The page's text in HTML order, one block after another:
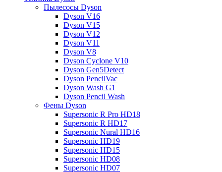
Пылесосы Dyson
Dyson V16
Dyson V15
Dyson V12
Dyson V11
Dyson V8
Dyson Cyclone V10
Dyson Gen5Detect
Dyson PencilVac
Dyson Wash G1
Dyson Pencil Wash
Фены Dyson
Supersonic R Pro HD18
Supersonic R HD17
Supersonic Nural HD16
Supersonic HD19
Supersonic HD15
Supersonic HD08
Supersonic HD07